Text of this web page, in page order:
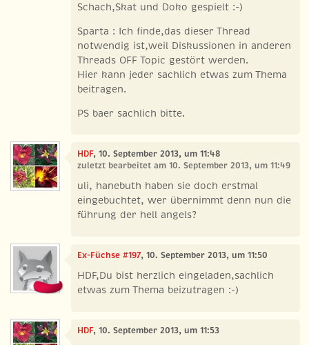
Schach,Skat und Doko gespielt :-)
Sparta : Ich finde,das dieser Thread
notwendig ist,weil Diskussionen in anderen
Threads OFF Topic gestört werden.
Hier kann jeder sachlich etwas zum Thema
beitragen.
PS baer sachlich bitte.
HDF, 10. September 2013, um 11:48
zuletzt bearbeitet am 10. September 2013, um 11:49
uli, hanebuth haben sie doch erstmal
eingebuchtet, wer übernimmt denn nun die
führung der hell angels?
Ex-Füchse #197, 10. September 2013, um 11:50
HDF,Du bist herzlich eingeladen,sachlich
etwas zum Thema beizutragen :-)
HDF, 10. September 2013, um 11:53